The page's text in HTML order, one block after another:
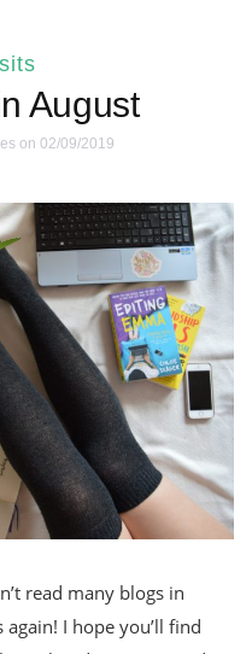
August
on 02/09/2019
read many blogs in
I hope you’ll find